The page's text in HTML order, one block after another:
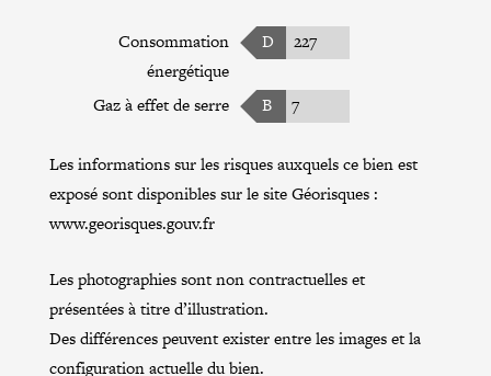
Consommation
énergétique
D 227
Gaz à effet de serre B 7
Les informations sur les risques auxquels ce bien est
exposé sont disponibles sur le site Géorisques :
www.georisques.gouv.fr
Les photographies sont non contractuelles et
présentées à titre d’illustration.
Des différences peuvent exister entre les images et la
configuration actuelle du bien.